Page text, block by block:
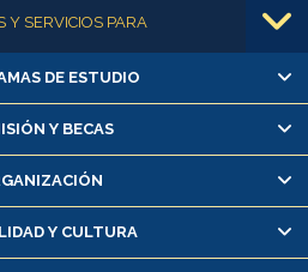
Y SERVICIOS PARA
os y exalumnas/os
en línea
cambio de asignaturas
certificado de notas
médico y dental
DE ESTUDIO
Y BECAS
Y CULTURA